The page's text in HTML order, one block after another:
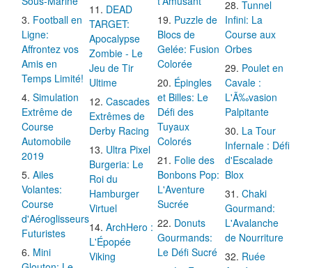
Football en
Ligne:
Affrontez vos
Amis en
Temps Limité!
Simulation
Extrême de
Course
Automobile
2019
Ailes
Volantes:
Course
d'Aéroglisseurs
Futuristes
Mini
DEAD
TARGET:
Apocalypse
Zombie - Le
Jeu de Tir
Ultime
Cascades
Extrêmes de
Derby Racing
Ultra Pixel
Burgeria: Le
Roi du
Hamburger
Virtuel
ArchHero :
L'Épopée
Viking
Puzzle de
Blocs de
Gelée: Fusion
Colorée
Épingles
et Billes: Le
Défi des
Tuyaux
Colorés
Folie des
Bonbons Pop:
L'Aventure
Sucrée
Donuts
Gourmands:
Le Défi Sucré
Tunnel
Infini: La
Course aux
Orbes
Poulet en
Cavale :
L'Ã‰vasion
Palpitante
La Tour
Infernale : Défi
d'Escalade
Blox
Chaki
Gourmand:
L'Avalanche
de Nourriture
Ruée